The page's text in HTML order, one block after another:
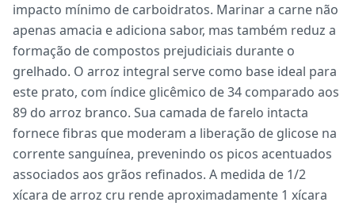
impacto mínimo de carboidratos. Marinar a carne não
apenas amacia e adiciona sabor, mas também reduz a
formação de compostos prejudiciais durante o
grelhado. O arroz integral serve como base ideal para
este prato, com índice glicêmico de 34 comparado aos
89 do arroz branco. Sua camada de farelo intacta
fornece fibras que moderam a liberação de glicose na
corrente sanguínea, prevenindo os picos acentuados
associados aos grãos refinados. A medida de 1/2
xícara de arroz cru rende aproximadamente 1 xícara